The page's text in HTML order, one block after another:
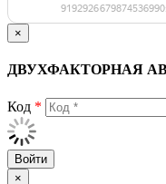
×
ДВУХФАКТОРНАЯ
Код *
Войти
×